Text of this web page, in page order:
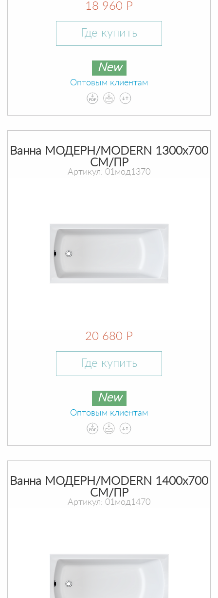
18 960 Р
Где купить
New
Оптовым клиентам
Ванна МОДЕРН/MODERN 1300х700
СМ/ПР
Артикул: 01мод1370
20 680 Р
Где купить
New
Оптовым клиентам
Ванна МОДЕРН/MODERN 1400х700
СМ/ПР
Артикул: 01мод1470